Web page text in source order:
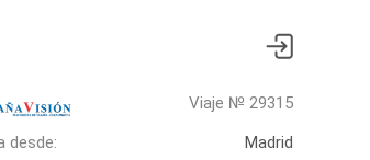
Viaje № 29315
desde:
Madrid